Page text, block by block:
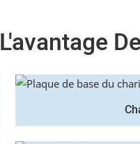
L'avantage